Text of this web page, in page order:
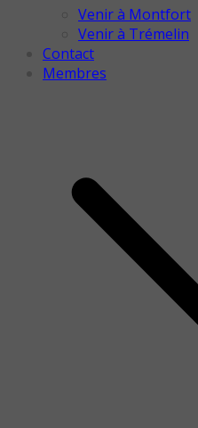
Venir à Montfort
Venir à Trémelin
Contact
Membres